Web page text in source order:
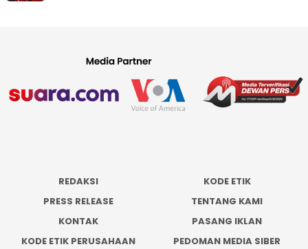
REDAKSI
KODE ETIK
PRESS RELEASE
TENTANG KAMI
KONTAK
PASANG IKLAN
KODE ETIK PERUSAHAAN
PEDOMAN MEDIA SIBER